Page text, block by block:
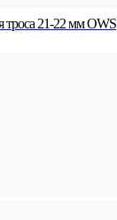
21-22 мм OWS